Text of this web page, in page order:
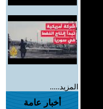
المزيد.....
أخبار عامة